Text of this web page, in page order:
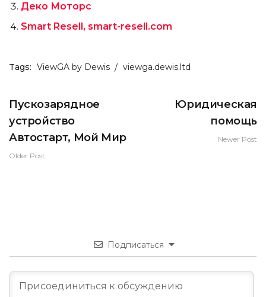
Деко Моторс
Smart Resell, smart-resell.com
Tags: ViewGA by Dewis viewga.dewis.ltd
Пускозарядное
устройство
Автостарт, Мой Мир
Older Post
Юридическая
помощь
Newer Post
Подписаться